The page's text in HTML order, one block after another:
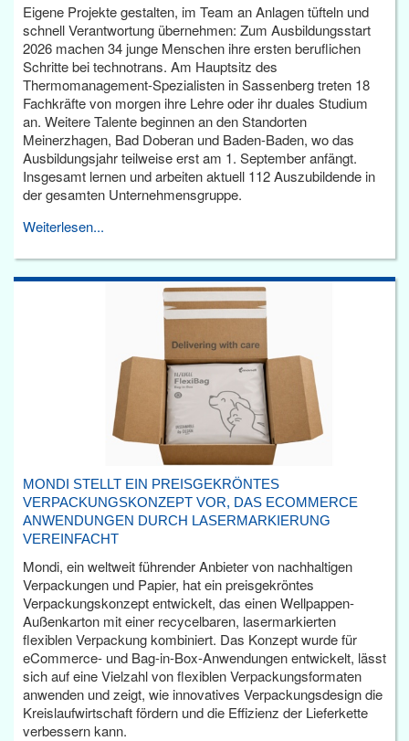
Eigene Projekte gestalten, im Team an Anlagen tüfteln und
schnell Verantwortung übernehmen: Zum Ausbildungsstart
2026 machen 34 junge Menschen ihre ersten beruflichen
Schritte bei technotrans. Am Hauptsitz des
Thermomanagement-Spezialisten in Sassenberg treten 18
Fachkräfte von morgen ihre Lehre oder ihr duales Studium
an. Weitere Talente beginnen an den Standorten
Meinerzhagen, Bad Doberan und Baden-Baden, wo das
Ausbildungsjahr teilweise erst am 1. September anfängt.
Insgesamt lernen und arbeiten aktuell 112 Auszubildende in
der gesamten Unternehmensgruppe.
Weiterlesen...
MONDI STELLT EIN PREISGEKRÖNTES
VERPACKUNGSKONZEPT VOR, DAS ECOMMERCE
ANWENDUNGEN DURCH LASERMARKIERUNG
VEREINFACHT
Mondi, ein weltweit führender Anbieter von nachhaltigen
Verpackungen und Papier, hat ein preisgekröntes
Verpackungskonzept entwickelt, das einen Wellpappen-
Außenkarton mit einer recycelbaren, lasermarkierten
flexiblen Verpackung kombiniert. Das Konzept wurde für
eCommerce- und Bag-in-Box-Anwendungen entwickelt, lässt
sich auf eine Vielzahl von flexiblen Verpackungsformaten
anwenden und zeigt, wie innovatives Verpackungsdesign die
Kreislaufwirtschaft fördern und die Effizienz der Lieferkette
verbessern kann.